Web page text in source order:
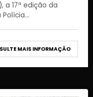
a 17ª edição da
Polícia…
MAIS INFORMAÇÃO